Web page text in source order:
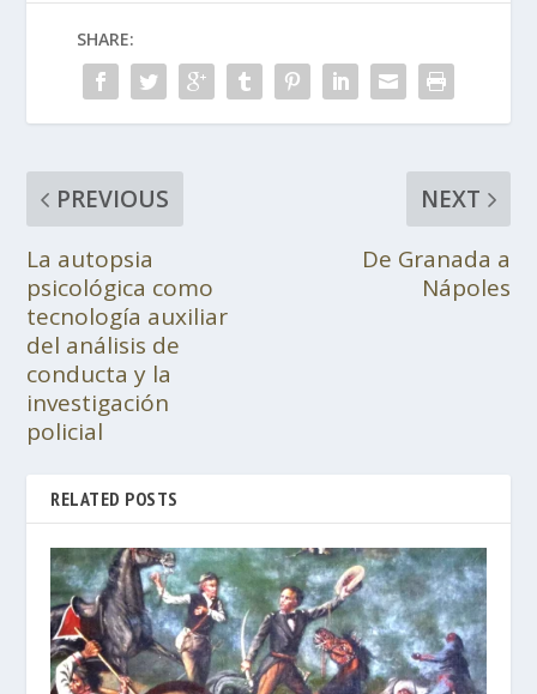
SHARE:
PREVIOUS
La autopsia
psicológica como
tecnología auxiliar
del análisis de
conducta y la
investigación
policial
NEXT
De Granada a
Nápoles
RELATED POSTS